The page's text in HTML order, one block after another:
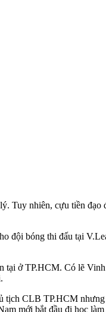
nhiên, cựu tiền đạo
bóng thi đấu tại
tại ở TP.HCM. Có lẽ
CLB TP.HCM
mới bắt đầu đi học